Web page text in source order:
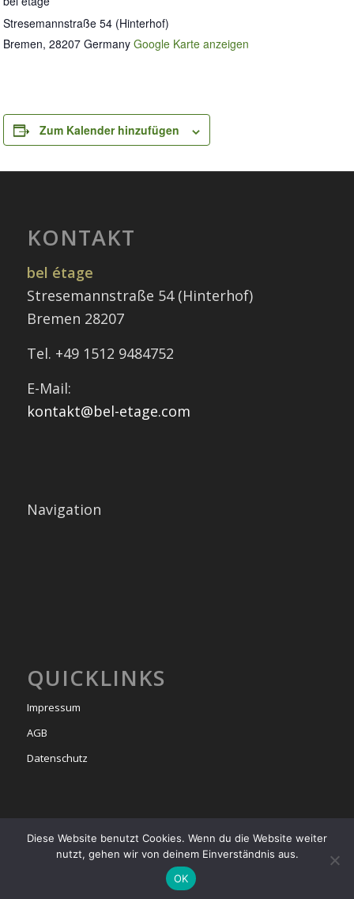
Stresemannstraße 54 (Hinterhof)
Bremen, 28207 Germany Google Karte anzeigen
Zum Kalender hinzufügen
KONTAKT
bel étage
Stresemannstraße 54 (Hinterhof)
Bremen 28207
Tel. +49 1512 9484752
E-Mail:
kontakt@bel-etage.com
Navigation
QUICKLINKS
Impressum
AGB
Datenschutz
© Copyright - bel étage2025
Das Team
Tango Argentino
Diese Website benutzt Cookies. Wenn du die Website weiter
nutzt, gehen wir von deinem Einverständnis aus.
OK